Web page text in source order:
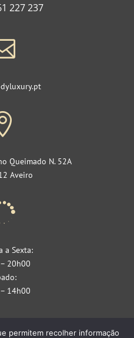
227 237
Queimado N. 52A
Aveiro
a Sexta:
20h00
14h00
permitem recolher informação